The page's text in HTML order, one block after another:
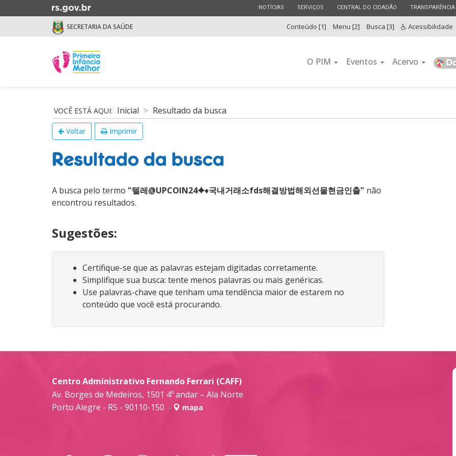
para
menu
ESTADO
NOTÍCIAS ESTADO
SERVIÇOS ESTADO
CENTRAL DO CIDADÃO ESTADO
TRANSPARÊNCIA
SECRETARIA DA SAÚDE Conteúdo [1] Menu [2] Busca [3] Acessibilidade
O PIM Eventos Acervo
Inicial Resultado da busca
Voltar Imprimir
Resultado da busca
A busca pelo termo "텔레@UPCOIN24⯌♦국내거래소fds해결방법해외선물현금인출" não
encontrou resultados.
Sugestões:
Certifique-se que as palavras estejam digitadas corretamente.
Simplifique sua busca: tente menos palavras ou mais genéricas.
Use palavras-chave que tenham uma tendência maior de estarem no
conteúdo que você está procurando.
Centro Administrativo Fernando Ferrari (CAFF)
Av. Borges de Medeiros, 1501 4º andar – Ala Norte
Porto Alegre - RS - 90110-150 - mapa